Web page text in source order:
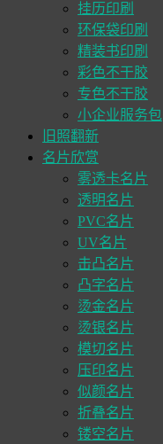
挂历印刷
环保袋印刷
精装书印刷
彩色不干胶
专色不干胶
小企业服务包
旧照翻新
名片欣赏
雾透卡名片
透明名片
PVC名片
UV名片
击凸名片
凸字名片
烫金名片
烫银名片
模切名片
压印名片
似颜名片
折叠名片
镂空名片